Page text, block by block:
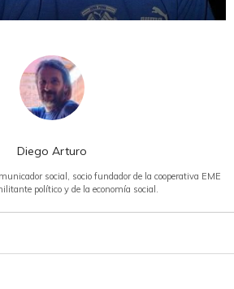
Diego Arturo
social, socio fundador de la cooperativa EME
político y de la economía social.